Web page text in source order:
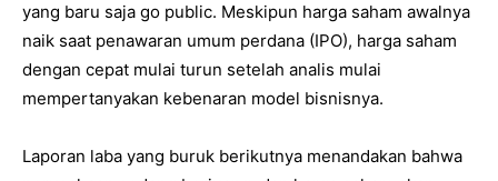
yang baru saja go public. Meskipun harga saham awalnya
naik saat penawaran umum perdana (IPO), harga saham
dengan cepat mulai turun setelah analis mulai
mempertanyakan kebenaran model bisnisnya.
Laporan laba yang buruk berikutnya menandakan bahwa